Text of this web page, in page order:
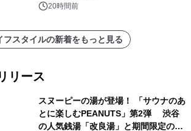
20時間前
フスタイルの新着をもっと見る
リース
スヌーピーの湯が登場！ 「サウナのあ
とに楽しむPEANUTS」第2弾 渋谷
の人気銭湯「改良湯」と期間限定のコ